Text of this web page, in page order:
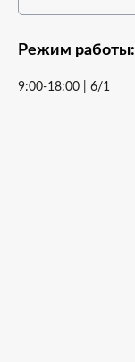
Режим работы:
9:00-18:00 | 6/1